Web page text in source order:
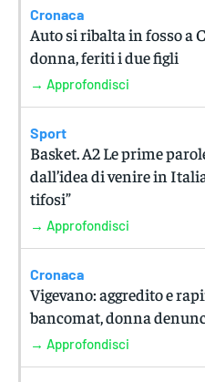
Cronaca
Auto si ribalta in fosso a
donna, feriti i due figli
→ Approfondisci
Sport
Basket. A2 Le prime
dall’idea di venire in
tifosi”
→ Approfondisci
Cronaca
Vigevano: aggredito e
bancomat, donna
→ Approfondisci